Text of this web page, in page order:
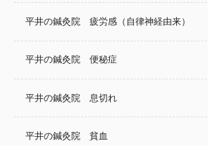
平井の鍼灸院 疲労感（自律神経由来）
平井の鍼灸院 便秘症
平井の鍼灸院 息切れ
平井の鍼灸院 貧血